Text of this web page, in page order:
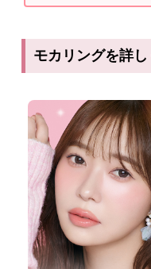
モカリングを詳